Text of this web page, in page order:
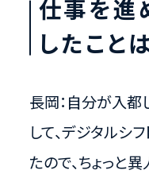
仕事を進
したこと
長岡：自分が入都
して、デジタルシ
たので、ちょっと